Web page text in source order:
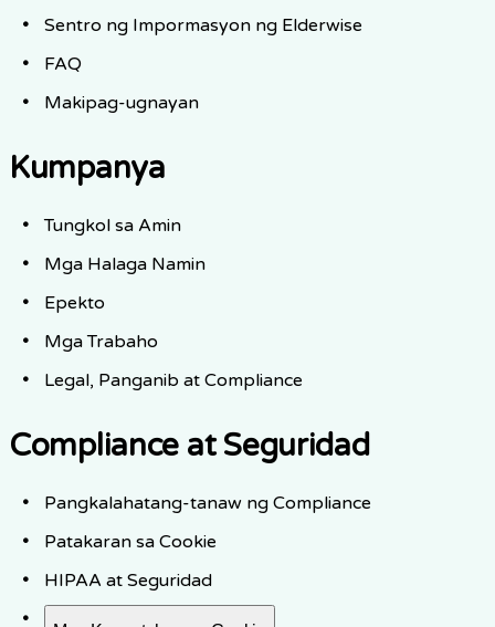
Sentro ng Impormasyon ng Elderwise
FAQ
Makipag-ugnayan
Kumpanya
Tungkol sa Amin
Mga Halaga Namin
Epekto
Mga Trabaho
Legal, Panganib at Compliance
Compliance at Seguridad
Pangkalahatang-tanaw ng Compliance
Patakaran sa Cookie
HIPAA at Seguridad